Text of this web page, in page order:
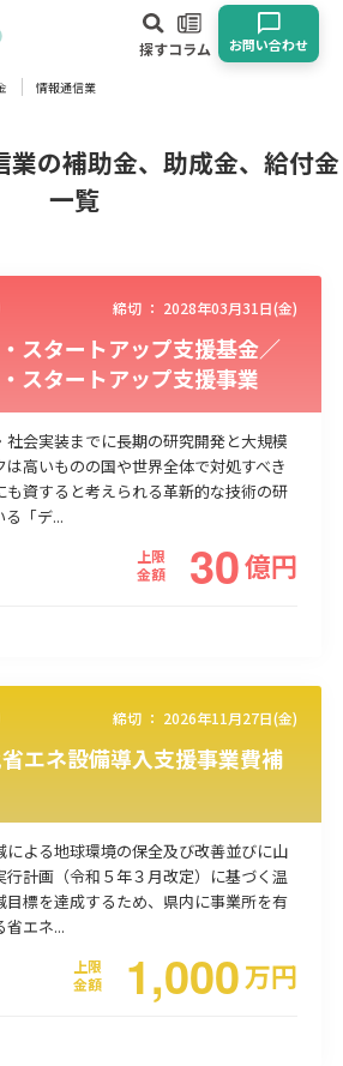
探すコラム お問い合わせ
情報通信業 卸売･小売業
飲食業
ビス業 医療･福祉 農業･林業
漁業
災害・被災者支援
コロナ関連
ーク
情報通信業
業の補助金、助成金、給付金
一覧
締切 ： 2028年03月31日(金)
スタートアップ支援基金／
スタートアップ支援事業
会実装までに長期の研究開発と大規模
高いものの国や世界全体で対処すべき
も資すると考えられる革新的な技術の研
「デ...
上限
金額
30億円
締切 ： 2026年11月27日(金)
エネ設備導入支援事業費補
による地球環境の保全及び改善並びに山
計画（令和５年３月改定）に基づく温
目標を達成するため、県内に事業所を有
省エネ...
上限
金額
1,000万円